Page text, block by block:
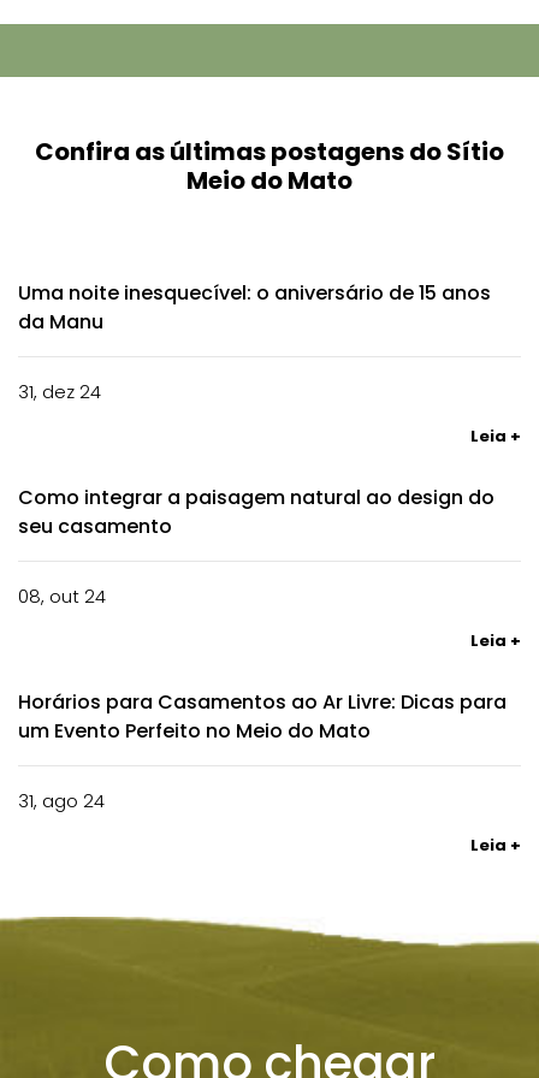
Confira as últimas postagens do Sítio
Meio do Mato
Uma noite inesquecível: o aniversário de 15 anos
da Manu
31, dez 24
Leia +
Como integrar a paisagem natural ao design do
seu casamento
08, out 24
Leia +
Horários para Casamentos ao Ar Livre: Dicas para
um Evento Perfeito no Meio do Mato
31, ago 24
Leia +
Como chegar